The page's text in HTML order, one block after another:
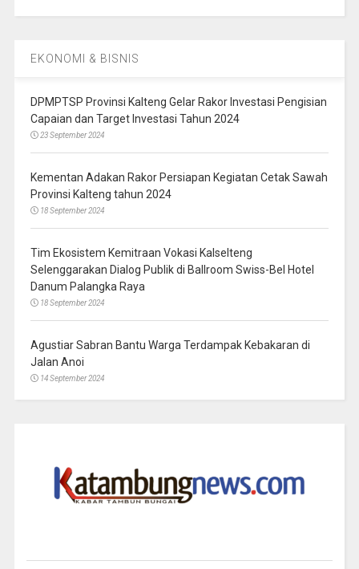
EKONOMI & BISNIS
DPMPTSP Provinsi Kalteng Gelar Rakor Investasi Pengisian
Capaian dan Target Investasi Tahun 2024
23 September 2024
Kementan Adakan Rakor Persiapan Kegiatan Cetak Sawah
Provinsi Kalteng tahun 2024
18 September 2024
Tim Ekosistem Kemitraan Vokasi Kalselteng
Selenggarakan Dialog Publik di Ballroom Swiss-Bel Hotel
Danum Palangka Raya
18 September 2024
Agustiar Sabran Bantu Warga Terdampak Kebakaran di
Jalan Anoi
14 September 2024